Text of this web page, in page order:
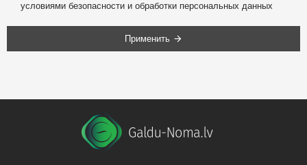
условиями безопасности и обработки персональных данных
Применить